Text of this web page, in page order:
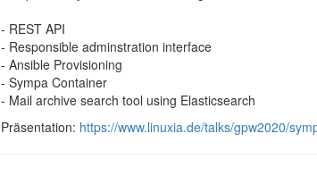
- REST API
- Responsible adminstration interface
- Ansible Provisioning
- Sympa Container
- Mail archive search tool using Elasticsearch
Präsentation: https://www.linuxia.de/talks/gpw2020/